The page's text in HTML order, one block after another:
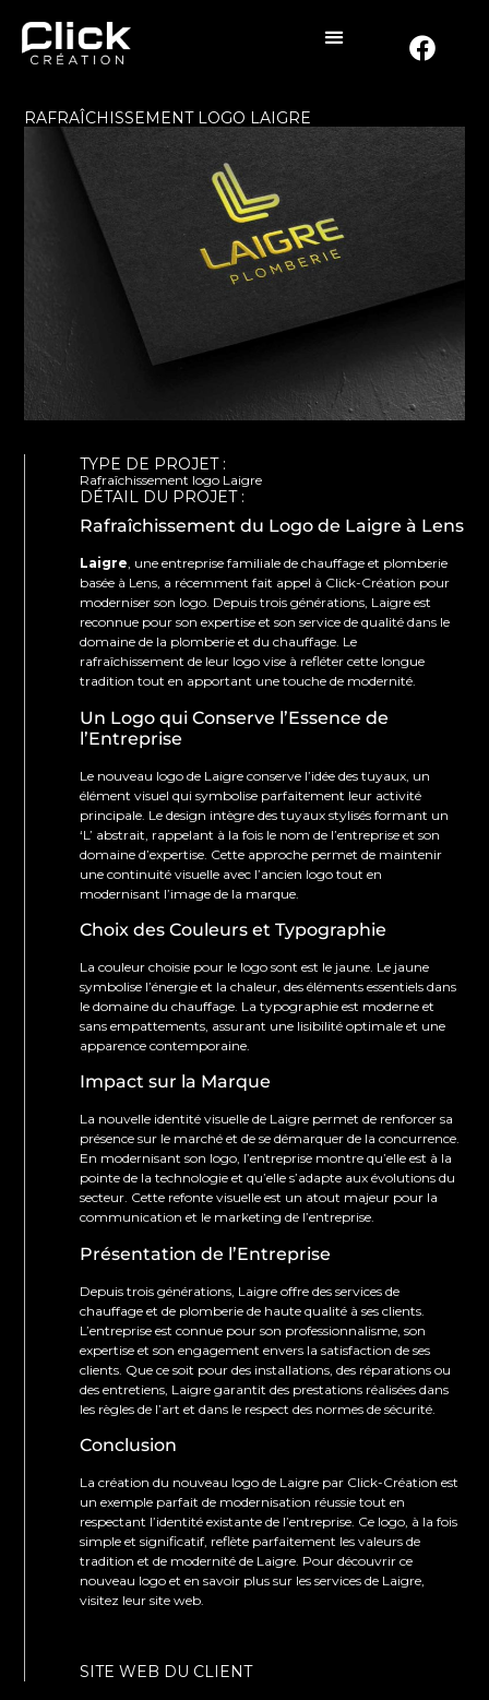
RAFRAÎCHISSEMENT LOGO LAIGRE
TYPE DE PROJET :
Rafraîchissement logo Laigre
DÉTAIL DU PROJET :
Rafraîchissement du Logo de Laigre à Lens
Laigre, une entreprise familiale de chauffage et plomberie
basée à Lens, a récemment fait appel à Click-Création pour
moderniser son logo. Depuis trois générations, Laigre est
reconnue pour son expertise et son service de qualité dans le
domaine de la plomberie et du chauffage. Le
rafraîchissement de leur logo vise à refléter cette longue
tradition tout en apportant une touche de modernité.
Un Logo qui Conserve l’Essence de
l’Entreprise
Le nouveau logo de Laigre conserve l’idée des tuyaux, un
élément visuel qui symbolise parfaitement leur activité
principale. Le design intègre des tuyaux stylisés formant un
‘L’ abstrait, rappelant à la fois le nom de l’entreprise et son
domaine d’expertise. Cette approche permet de maintenir
une continuité visuelle avec l’ancien logo tout en
modernisant l’image de la marque.
Choix des Couleurs et Typographie
La couleur choisie pour le logo sont est le jaune. Le jaune
symbolise l’énergie et la chaleur, des éléments essentiels dans
le domaine du chauffage. La typographie est moderne et
sans empattements, assurant une lisibilité optimale et une
apparence contemporaine.
Impact sur la Marque
La nouvelle identité visuelle de Laigre permet de renforcer sa
présence sur le marché et de se démarquer de la concurrence.
En modernisant son logo, l’entreprise montre qu’elle est à la
pointe de la technologie et qu’elle s’adapte aux évolutions du
secteur. Cette refonte visuelle est un atout majeur pour la
communication et le marketing de l’entreprise.
Présentation de l’Entreprise
Depuis trois générations, Laigre offre des services de
chauffage et de plomberie de haute qualité à ses clients.
L’entreprise est connue pour son professionnalisme, son
expertise et son engagement envers la satisfaction de ses
clients. Que ce soit pour des installations, des réparations ou
des entretiens, Laigre garantit des prestations réalisées dans
les règles de l’art et dans le respect des normes de sécurité.
Conclusion
La création du nouveau logo de Laigre par Click-Création est
un exemple parfait de modernisation réussie tout en
respectant l’identité existante de l’entreprise. Ce logo, à la fois
simple et significatif, reflète parfaitement les valeurs de
tradition et de modernité de Laigre. Pour découvrir ce
nouveau logo et en savoir plus sur les services de Laigre,
visitez leur site web.
SITE WEB DU CLIENT